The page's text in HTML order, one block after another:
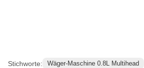
Stichworte:
Wäger-Maschine 0.8L Multihead